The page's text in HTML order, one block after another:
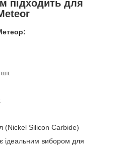
підходить для
(Nickel Silicon Carbide)
ідеальним вибором для